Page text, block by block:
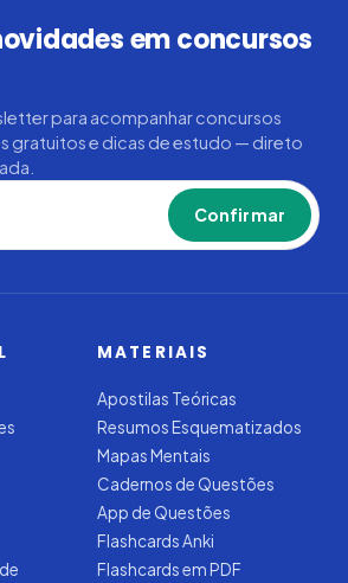
em concursos
para acompanhar concursos
gratuitos e dicas de estudo — direto
Confirmar
MATERIAIS
Apostilas Teóricas
Resumos Esquematizados
Mapas Mentais
Cadernos de Questões
App de Questões
Flashcards Anki
Flashcards em PDF